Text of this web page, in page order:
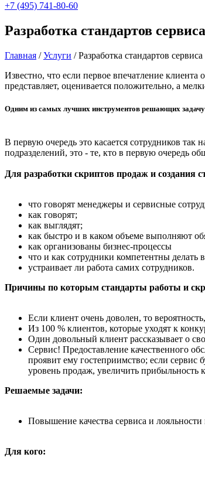
+7 (495) 741-80-60
Разработка стандартов
Главная /Услуги /Разработка стандартов сервиса
Известно, что если первое впечатление
представляет, оценивается положительно, а
Одним из самых лучших инструментов решающих задачу
В первую очередь это касается сотрудников
подразделений, это - те, кто в первую очередь
Для разработки скриптов продаж и создания
что говорят менеджеры и сервисные
как говорят;
как выглядят;
как быстро и в каком объеме выполняют
как организованы бизнес-процессы
что и как сотрудники компетентны делать
устраивает ли работа самих сотрудников.
Причины по которым стандарты работы и
Если клиент очень доволен, то
Из 100 % клиентов, которые уходят к
Один довольный клиент рассказывает о
Сервис! Предоставление качественного
проявит ему гостеприимство; если сервис
уровень продаж, увеличить прибыльность
Решаемые задачи:
Повышение качества сервиса и лояльности
Для кого: